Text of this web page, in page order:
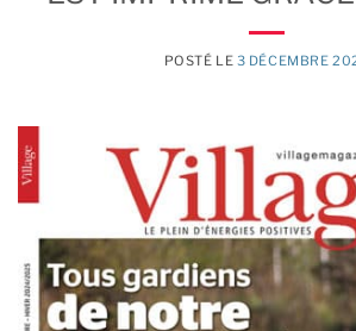
POSTÉ LE 3 DÉCEMBRE